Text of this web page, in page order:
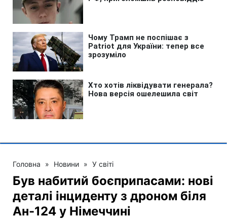
Головна » Новини » У світі
Був набитий боєприпасами: нові
деталі інциденту з дроном біля
Ан-124 у Німеччині